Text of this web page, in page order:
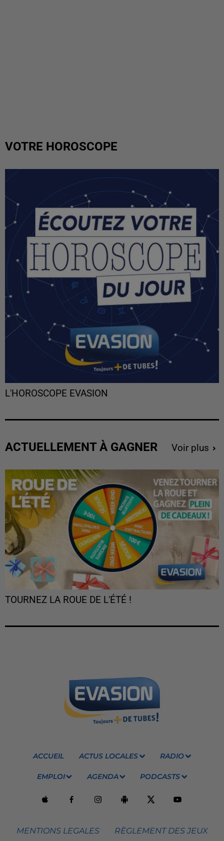
VOTRE HOROSCOPE
L'HOROSCOPE EVASION
ACTUELLEMENT À GAGNER Voir plus
TOURNEZ LA ROUE DE L'ÉTÉ !
ACCUEIL ACTUS LOCALES RADIO
EMPLOI AGENDA PODCASTS
MENTIONS LEGALES RÈGLEMENT DES JEUX